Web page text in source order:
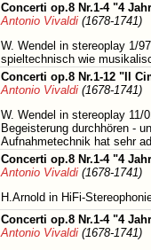
Concerti op.8 Nr.1-4 "4
Antonio Vivaldi (1678-1741)
W. Wendel in stereoplay 1/
spieltechnisch wie
Concerti op.8 Nr.1-12 "Il
Antonio Vivaldi (1678-1741)
W. Wendel in stereoplay 11/
Begeisterung durchhören -
Aufnahmetechnik hat sehr
Concerti op.8 Nr.1-4 "4
Antonio Vivaldi (1678-1741)
H.Arnold in HiFi-
Concerti op.8 Nr.1-4 "4
Antonio Vivaldi (1678-1741)